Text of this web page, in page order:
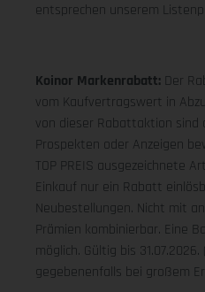
entsprechen unserem
Koinor Markenrabatt: Der
vom Kaufvertragswert in
von dieser Rabattaktion sind
Prospekten oder Anzeigen
TOP PREIS ausgezeichnete
Einkauf nur ein Rabatt
Neubestellungen. Nicht mit
Prämien kombinierbar. Eine
möglich. Gültig bis
gegebenenfalls bei großem